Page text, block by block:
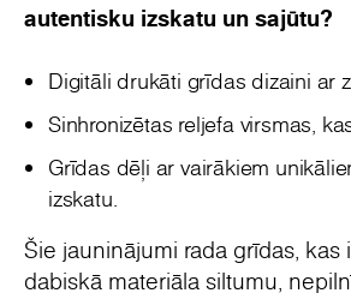
autentisku izskatu un sajūtu?
Digitāli drukāti grīdas dizaini ar
Sinhronizētas reljefa virsmas,
Grīdas dēļi ar vairākiem
izskatu.
Šie jauninājumi rada grīdas,
dabiskā materiāla siltumu,